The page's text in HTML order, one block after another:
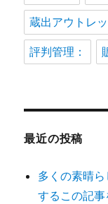
蔵出アウトレッ
評判管理：
最近の投稿
多くの素晴
するこの記